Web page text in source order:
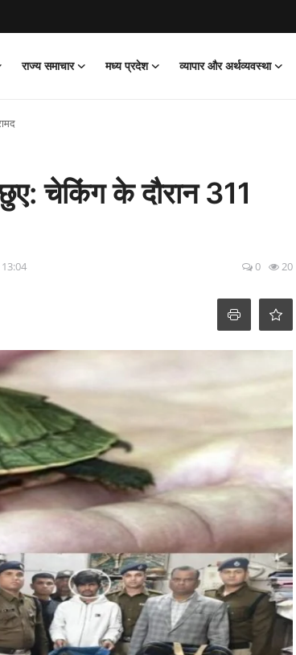
राज्य समाचार मध्य प्रदेश व्यापार और अर्थव्यवस्था
चेकिंग के दौरान 311
0 20